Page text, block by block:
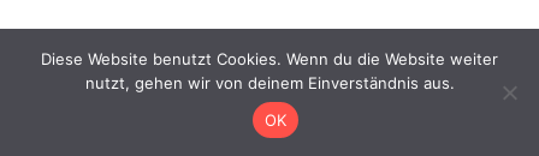
Diese Website benutzt Cookies. Wenn du die Website weiter
nutzt, gehen wir von deinem Einverständnis aus.
OK